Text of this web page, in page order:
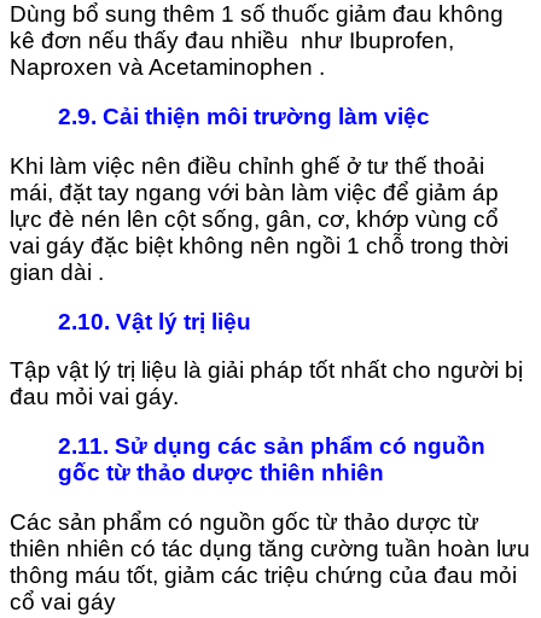
Dùng bổ sung thêm 1 số thuốc giảm đau không
kê đơn nếu thấy đau nhiều như Ibuprofen,
Naproxen và Acetaminophen .
2.9. Cải thiện môi trường làm việc
Khi làm việc nên điều chỉnh ghế ở tư thế thoải
mái, đặt tay ngang với bàn làm việc để giảm áp
lực đè nén lên cột sống, gân, cơ, khớp vùng cổ
vai gáy đặc biệt không nên ngồi 1 chỗ trong thời
gian dài .
2.10. Vật lý trị liệu
Tập vật lý trị liệu là giải pháp tốt nhất cho người bị
đau mỏi vai gáy.
2.11. Sử dụng các sản phẩm có nguồn
gốc từ thảo dược thiên nhiên
Các sản phẩm có nguồn gốc từ thảo dược từ
thiên nhiên có tác dụng tăng cường tuần hoàn lưu
thông máu tốt, giảm các triệu chứng của đau mỏi
cổ vai gáy